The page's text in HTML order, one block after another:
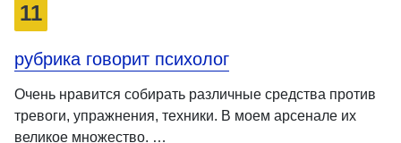
11
рубрика говорит психолог
Очень нравится собирать различные средства против
тревоги, упражнения, техники. В моем арсенале их
великое множество. …